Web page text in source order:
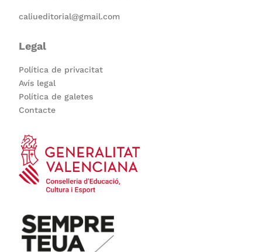
caliueditorial@gmail.com
Legal
Política de privacitat
Avís legal
Política de galetes
Contacte